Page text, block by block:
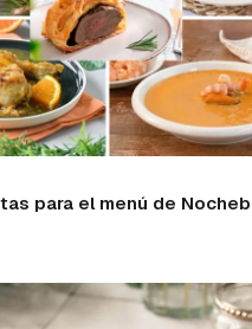
para el menú de